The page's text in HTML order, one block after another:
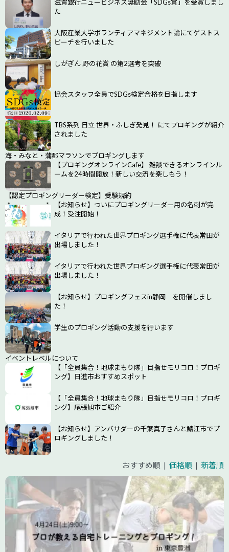
滋賀銀行ニュービジネス奨励金「SDGs賞」を受賞しまし
た
大阪産業大学ボランティアマネジメント論にてゲストス
ピーチを行いました
しがぎん 野の花賞 の第2選考を突破
協会スタッフ全員でSDGs検定合格を目指します
TBS系列 日立 世界・ふしぎ発見！ にてプロギングが紹介
されました
海・みなと・蒲郡マラソンでプロギングします
【プロギングオンラインCafe】 雑談できるオンラインル
ームを24時間開放！新しい交流を楽しもう！
【認定プロギングリーダー検定】受験規約
【お知らせ】ついにプロギングリーダー用の名刺が完
成！受注開始！
イタリアで行われた世界プロギング選手権に代表常田が
出場しました！
イタリアで行われた世界プロギング選手権に代表常田が
出場しました！
【お知らせ】プロギングフェスin静岡 を開催しまし
た！
学生のプロギング活動の支援を行います
イベントレベルについて
【「全員集合！地球まもり隊」目指せモリコロ！プロギ
ング】日進市おすすめスポット
【「全員集合！地球まもり隊」目指せモリコロ！プロギ
ング】尾張旭市ご紹介
【お知らせ】アンバサダーの千葉真子さんと鯖江市でプ
ロギングしました！
おすすめ順 | 価格順 | 新着順